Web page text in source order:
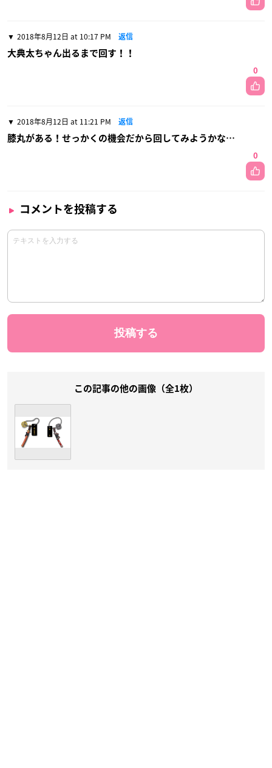
2018年8月12日 at 10:17 PM 返信
大典太ちゃん出るまで回す！！
0
2018年8月12日 at 11:21 PM 返信
膝丸がある！せっかくの機会だから回してみようかな…
0
コメントを投稿する
この記事の他の画像（全1枚）